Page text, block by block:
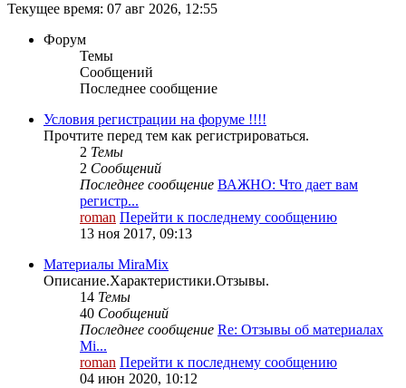
Текущее время: 07 авг 2026, 12:55
Форум
Темы
Сообщений
Последнее сообщение
Условия регистрации на форуме !!!!
Прочтите перед тем как регистрироваться.
2 Темы
2 Сообщений
Последнее сообщение ВАЖНО: Что дает вам
регистр...
roman Перейти к последнему сообщению
13 ноя 2017, 09:13
Материалы MiraMix
Описание.Характеристики.Отзывы.
14 Темы
40 Сообщений
Последнее сообщение Re: Отзывы об материалах
Mi...
roman Перейти к последнему сообщению
04 июн 2020, 10:12